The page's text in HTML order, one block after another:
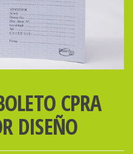
CPRA
DISEÑO